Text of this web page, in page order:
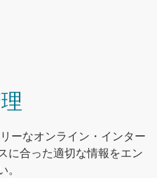
ーなオンライン・インター
に合った適切な情報をエン